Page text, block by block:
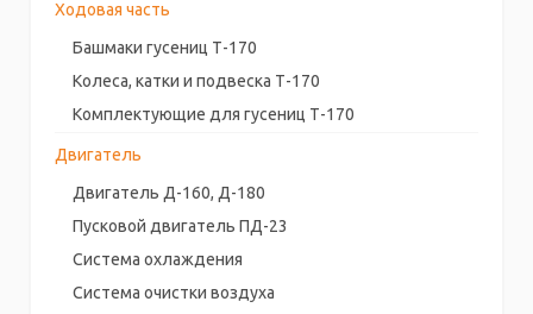
Ходовая часть
Башмаки гусениц Т-170
Колеса, катки и подвеска Т-170
Комплектующие для гусениц Т-170
Двигатель
Двигатель Д-160, Д-180
Пусковой двигатель ПД-23
Система охлаждения
Система очистки воздуха